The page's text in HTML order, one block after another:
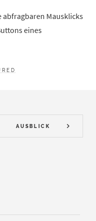
abfragbaren Mausklicks
eines
AUSBLICK